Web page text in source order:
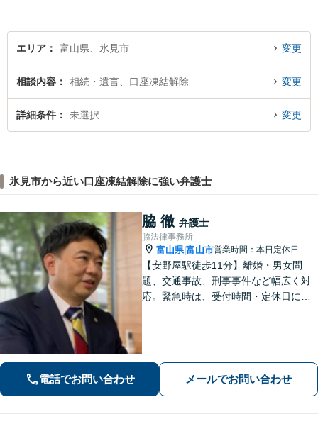
エリア 富山県、氷見市 変更
相談内容 相続・遺言、口座凍結解除 変更
詳細条件 未選択 変更
氷見市から近い口座凍結解除に強い弁護士
脇 徹 弁護士
脇法律事務所
富山県|富山市営業時間：本日定休日
【安野屋駅徒歩11分】離婚・男女問
題、交通事故、刑事事件など幅広く対
応。緊急時は、受付時間・定休日に関
電話でお問い合わせ メールでお問い合わせ